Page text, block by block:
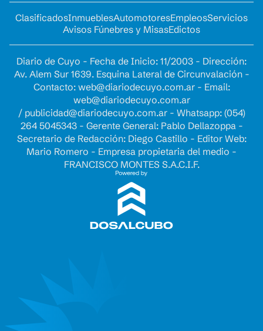
ClasificadosInmueblesAutomotoresEmpleosServicios
Avisos Fúnebres y MisasEdictos
Diario de Cuyo - Fecha de Inicio: 11/2003 - Dirección:
Av. Alem Sur 1639. Esquina Lateral de Circunvalación -
Contacto: web@diariodecuyo.com.ar- Email:
web@diariodecuyo.com.ar
/ publicidad@diariodecuyo.com.ar- Whatsapp: (054)
264 5045343 - Gerente General: Pablo Dellazoppa -
Secretario de Redacción: Diego Castillo - Editor Web:
Mario Romero - Empresa propietaria del medio -
FRANCISCO MONTES S.A.C.I.F.